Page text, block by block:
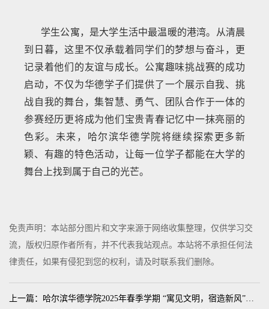
学生公寓，是大学生活中最温暖的港湾。从清晨
到日暮，这里不仅承载着同学们的梦想与奋斗，更
记录着他们的友谊与成长。公寓趣味挑战赛的成功
启动，不仅为华德学子们提供了一个展示自我、挑
战自我的舞台，集智慧、勇气、团队合作于一体的
参赛经历更将成为他们宝贵青春记忆中一抹亮丽的
色彩。未来，哈尔滨华德学院将继续探索更多新
颖、有趣的特色活动，让每一位学子都能在大学的
舞台上找到属于自己的光芒。
免责声明：本站部分图片和文字来源于网络收集整理，仅供学习交
流，版权归原作者所有，并不代表我站观点。本站将不承担任何法
律责任，如果有侵犯到您的权利，请及时联系我们删除。
上一篇：哈尔滨华德学院2025年春季学期 “寓见文明，宿造新风”文明寝室创建活动启动仪式隆重举行